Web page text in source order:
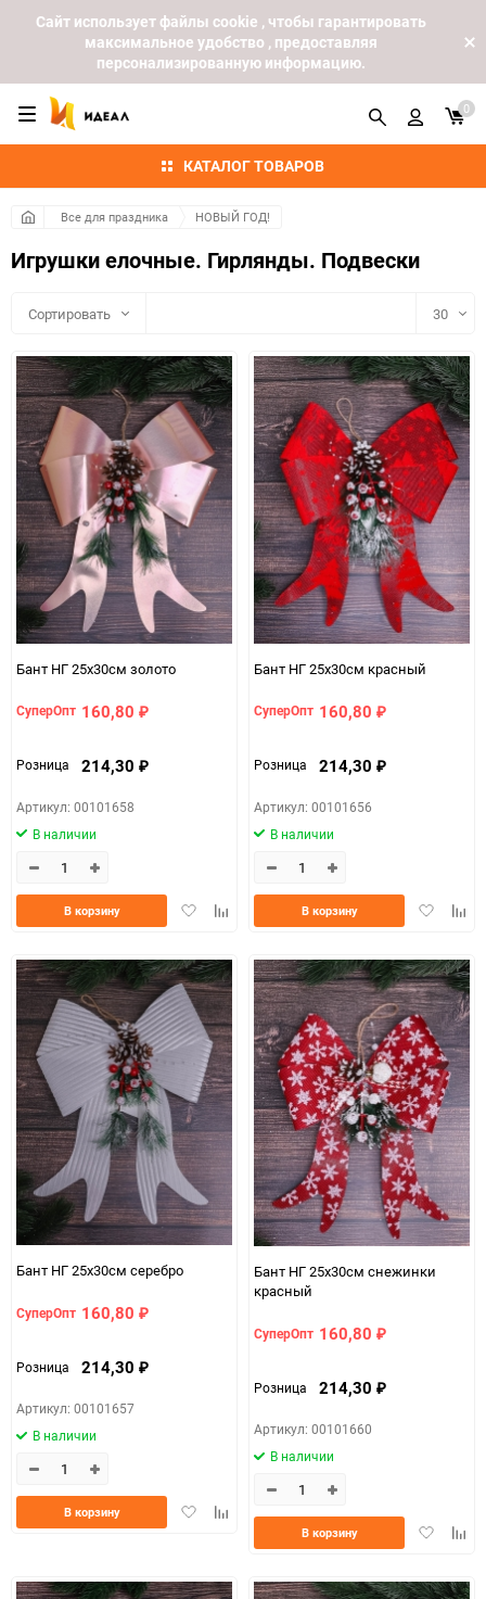
Cайт использует файлы cookie , чтобы гарантировать
максимальное удобство , предоставляя
персонализированную информацию.
КАТАЛОГ ТОВАРОВ
0
Все для праздника НОВЫЙ ГОД!
Игрушки елочные. Гирлянды. Подвески
Сортировать 30
30
60
90
150
Бант НГ 25х30см золото
СуперОпт 160,80 ₽
Розница 214,30 ₽
Артикул: 00101658
В наличии
ДобавитьДобавить
В корзину
Бант НГ 25х30см красный
СуперОпт 160,80 ₽
Розница 214,30 ₽
Артикул: 00101656
В наличии
Добавить
В корзину
Бант НГ 25х30см серебро
СуперОпт 160,80 ₽
Розница 214,30 ₽
Артикул: 00101657
В наличии
ДобавитьДобавить
сравнению
В корзину
Бант НГ 25х30см снежинки
красный
СуперОпт 160,80 ₽
Розница 214,30 ₽
Артикул: 00101660
В наличии
Добавить
В корзину